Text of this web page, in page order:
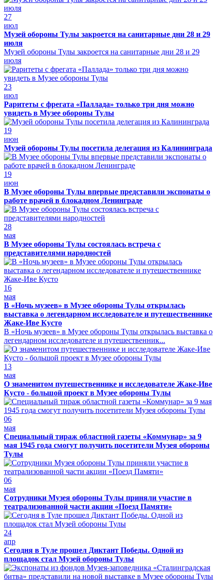
27
июл
Музей обороны Тулы закроется на санитарные дни 28 и 29
июля
Музей обороны Тулы закроется на санитарные дни 28 и 29
июля
23
июл
Раритеты с фрегата «Паллада» только три дня можно
увидеть в Музее обороны Тулы
19
июн
Музей обороны Тулы посетила делегация из Калининграда
19
июн
В Музее обороны Тулы впервые представили экспонаты о
работе врачей в блокадном Ленинграде
28
мая
В Музее обороны Тулы состоялась встреча с
представителями народностей
16
мая
В «Ночь музеев» в Музее обороны Тулы открылась
выставка о легендарном исследователе и путешественнике
Жаке-Иве Кусто
В «Ночь музеев» в Музее обороны Тулы открылась выставка о
легендарном исследователе и путешественник...
13
мая
О знаменитом путешественнике и исследователе Жаке-Иве
Кусто - большой проект в Музее обороны Тулы
06
мая
Специальный тираж областной газеты «Коммунар» за 9
мая 1945 года смогут получить посетители Музея обороны
Тулы
06
мая
Сотрудники Музея обороны Тулы приняли участие в
театрализованной части акции «Поезд Памяти»
24
апр
Сегодня в Туле прошел Диктант Победы. Одной из
площадок стал Музей обороны Тулы